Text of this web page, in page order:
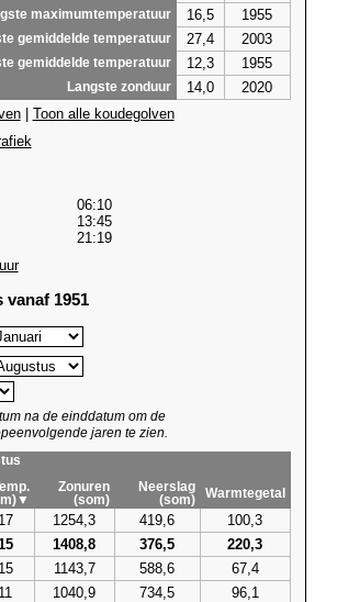
maximumtemperatuur 16,5 1955
gemiddelde temperatuur 27,4 2003
gemiddelde temperatuur 12,3 1955
Langste zonduur 14,0
2020
| Toon alle koudegolven
06:10
13:45
21:19
vanaf 1951
na de einddatum om de
jaren te zien.
Zonuren
(som)
Neerslag
(som)
Warmtegetal
1254,3 419,6 100,3
1408,8 376,5 220,3
1143,7 588,6 67,4
1040,9 734,5 96,1